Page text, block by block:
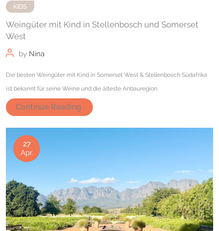
KIDS
Weingüter mit Kind in Stellenbosch und Somerset
West
by Nina
Die besten Weingüter mit Kind in Somerset West & Stellenbosch Südafrika
ist bekannt für seine Weine und die älteste Anbauregion.
Continue Reading
27
Apr.